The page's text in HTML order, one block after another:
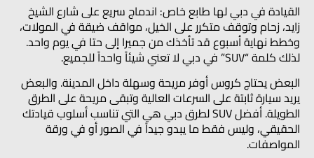
القيادة في دبي لها طابع خاص: اندماج سريع على شارع الشيخ
زايد، زحام وتوقف متكرر على الخيل، مواقف ضيقة في المولات،
وخطط نهاية أسبوع قد تأخذك من جميرا إلى حتا في يوم واحد.
لذلك كلمة “SUV” في دبي لا تعني شيئاً واحداً للجميع.
البعض يحتاج كروس أوفر مريحة وسهلة داخل المدينة. والبعض
يريد سيارة ثابتة على السرعات العالية وتبقى مريحة على الطرق
الطويلة. أفضل SUV لطرق دبي هي التي تناسب أسلوب قيادتك
الحقيقي، وليس فقط ما يبدو جيداً في الصور أو في ورقة
المواصفات.